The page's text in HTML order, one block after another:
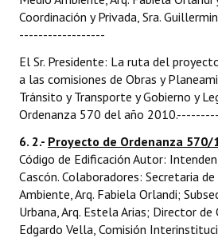
Coordinación y Privada, Sra.
------------------
El Sr. Presidente: La ruta del
a las comisiones de Obras y
Tránsito y Transporte y Gobierno y
Ordenanza 570 del año
6. 2.- Proyecto de Ordenanza 570/
Código de Edificación Autor:
Cascón. Colaboradores: Secretaria
Ambiente, Arq. Fabiela Orlandi;
Urbana, Arq. Estela Arias; Director de
Edgardo Vella, Comisión